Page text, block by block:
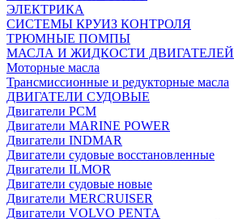
ЭЛЕКТРИКА
СИСТЕМЫ КРУИЗ КОНТРОЛЯ
ТРЮМНЫЕ ПОМПЫ
МАСЛА И ЖИДКОСТИ ДВИГАТЕЛЕЙ
Моторные масла
Трансмиссионные и редукторные масла
ДВИГАТЕЛИ СУДОВЫЕ
Двигатели PCM
Двигатели MARINE POWER
Двигатели INDMAR
Двигатели судовые восстановленные
Двигатели ILMOR
Двигатели судовые новые
Двигатели MERCRUISER
Двигатели VOLVO PENTA